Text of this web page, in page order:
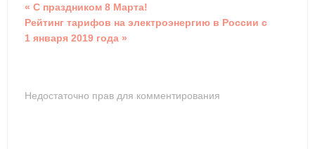
« С праздником 8 Марта!
Рейтинг тарифов на электроэнергию в России с
1 января 2019 года »
Недостаточно прав для комментирования